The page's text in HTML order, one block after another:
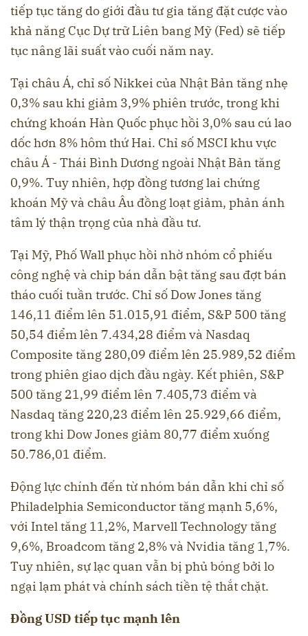
tiếp tục tăng do giới đầu tư gia tăng đặt cược vào
khả năng Cục Dự trữ Liên bang Mỹ (Fed) sẽ tiếp
tục nâng lãi suất vào cuối năm nay.
Tại châu Á, chỉ số Nikkei của Nhật Bản tăng nhẹ
0,3% sau khi giảm 3,9% phiên trước, trong khi
chứng khoán Hàn Quốc phục hồi 3,0% sau cú lao
dốc hơn 8% hôm thứ Hai. Chỉ số MSCI khu vực
châu Á - Thái Bình Dương ngoài Nhật Bản tăng
0,9%. Tuy nhiên, hợp đồng tương lai chứng
khoán Mỹ và châu Âu đồng loạt giảm, phản ánh
tâm lý thận trọng của nhà đầu tư.
Tại Mỹ, Phố Wall phục hồi nhờ nhóm cổ phiếu
công nghệ và chip bán dẫn bật tăng sau đợt bán
tháo cuối tuần trước. Chỉ số Dow Jones tăng
146,11 điểm lên 51.015,91 điểm, S&P 500 tăng
50,54 điểm lên 7.434,28 điểm và Nasdaq
Composite tăng 280,09 điểm lên 25.989,52 điểm
trong phiên giao dịch đầu ngày. Kết phiên, S&P
500 tăng 21,99 điểm lên 7.405,73 điểm và
Nasdaq tăng 220,23 điểm lên 25.929,66 điểm,
trong khi Dow Jones giảm 80,77 điểm xuống
50.786,01 điểm.
Động lực chính đến từ nhóm bán dẫn khi chỉ số
Philadelphia Semiconductor tăng mạnh 5,6%,
với Intel tăng 11,2%, Marvell Technology tăng
9,6%, Broadcom tăng 2,8% và Nvidia tăng 1,7%.
Tuy nhiên, sự lạc quan vẫn bị phủ bóng bởi lo
ngại lạm phát và chính sách tiền tệ thắt chặt.
Đồng USD tiếp tục mạnh lên